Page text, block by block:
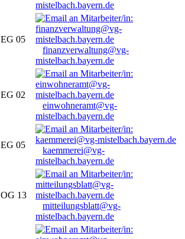
mistelbach.bayern.de
EG 05
finanzverwaltung@vg-
mistelbach.bayern.de
EG 02
einwohneramt@vg-
mistelbach.bayern.de
EG 05
kaemmerei@vg-
mistelbach.bayern.de
OG 13
mitteilungsblatt@vg-
mistelbach.bayern.de